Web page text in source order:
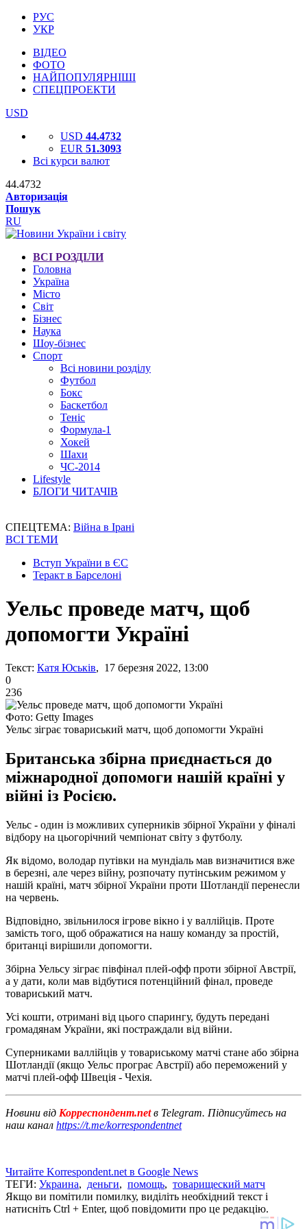
РУС
УКР
ВІДЕО
ФОТО
НАЙПОПУЛЯРНІШІ
СПЕЦПРОЕКТИ
USD
USD 44.4732
EUR 51.3093
Всі курси валют
44.4732
Авторизація
Пошук
RU
ВСІ РОЗДІЛИ
Головна
Україна
Місто
Світ
Бізнес
Наука
Шоу-бізнес
Спорт
Всі новини розділу
Футбол
Бокс
Баскетбол
Теніс
Формула-1
Хокей
Шахи
ЧС-2014
Lifestyle
БЛОГИ ЧИТАЧІВ
СПЕЦТЕМА: Війна в Ірані
ВСІ ТЕМИ
Вступ України в ЄС
Теракт в Барселоні
Уельс проведе матч, щоб
допомогти Україні
Текст: Катя Юськів, 17 березня 2022, 13:00
0
236
Фото: Getty Images
Уельс зіграє товариський матч, щоб допомогти Україні
Британська збірна приєднається до
міжнародної допомоги нашій країні у
війні із Росією.
Уельс - один із можливих суперників збірної України у фіналі
відбору на цьогорічний чемпіонат світу з футболу.
Як відомо, володар путівки на мундіаль мав визначитися вже
в березні, але через війну, розпочату путінським режимом у
нашій країні, матч збірної України проти Шотландії перенесли
на червень.
Відповідно, звільнилося ігрове вікно і у валлійців. Проте
замість того, щоб ображатися на нашу команду за простій,
британці вирішили допомогти.
Збірна Уельсу зіграє півфінал плей-офф проти збірної Австрії,
а у дати, коли мав відбутися потенційний фінал, проведе
товариський матч.
Усі кошти, отримані від цього спарингу, будуть передані
громадянам України, які постраждали від війни.
Суперниками валлійців у товариському матчі стане або збірна
Шотландії (якщо Уельс програє Австрії) або переможений у
матчі плей-офф Швеція - Чехія.
Новини від Корреспондент.netв Telegram. Підписуйтесь на
наш канал https://t.me/korrespondentnet
Читайте Korrespondent.net в Google News
ТЕГИ: Украина, деньги, помощь, товарищеский матч
Якщо ви помітили помилку, виділіть необхідний текст і
натисніть Ctrl + Enter, щоб повідомити про це редакцію.